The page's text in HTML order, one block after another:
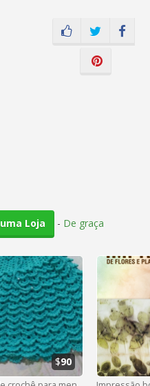
Loja - De graça
$90